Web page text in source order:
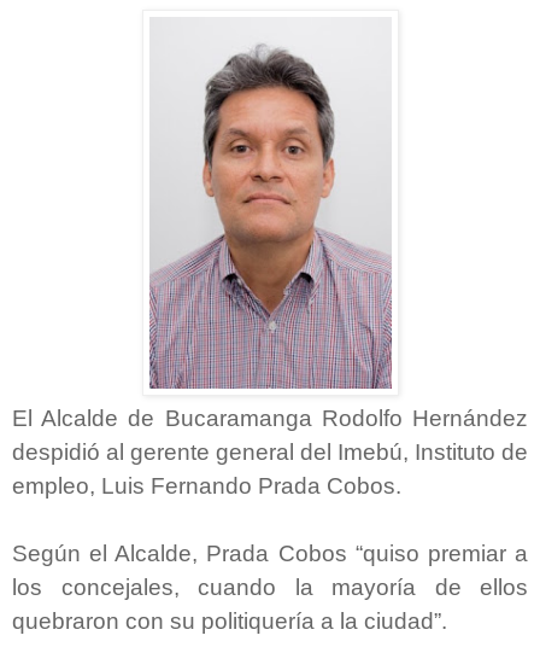
El Alcalde de Bucaramanga Rodolfo Hernández
despidió al gerente general del Imebú, Instituto de
empleo, Luis Fernando Prada Cobos.
Según el Alcalde, Prada Cobos “quiso premiar a
los concejales, cuando la mayoría de ellos
quebraron con su politiquería a la ciudad”.